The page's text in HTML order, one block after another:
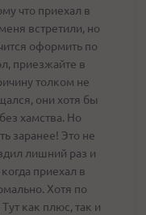
что приехал в
встретили, но
оформить по
приезжайте в
толком не
они хотя бы
хамства. Но
заранее! Это не
лишний раз и
приехал в
Хотя по
как плюс, так и